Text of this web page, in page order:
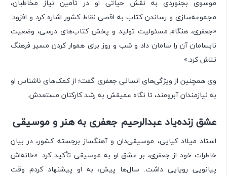
موسوی بجنوردی به نقش حیاتی او در تأمین نیاز مخاطبان،
مجموعه‌سازی و رساندن کتاب به اقصی نقاط کشور اشاره کرد و افزود:
«جعفری، هنگام مسئولیت تولید و پخش کتاب‌های درسی، وضعیت
نابسامان آن را سامان داد و شب و روز برای هموار کردن مسیر فرهنگ
تلاش کرد.»
وی همچنین از ویژگی‌های انسانی جعفری گفت؛ از کمک‌های ناشناس او
به نیازمندان آبرومند، تا نگاه عمیقش به رشد کارکنان مستعدش.
عشق زنده‌یاد عبدالرحیم جعفری به هنر و موسیقی
استاد میلاد کیایی، موسیقی‌دان و آهنگساز برجسته کشور، در بیان
خاطرات خود از جعفری، بر عشق او به موسیقی تأکید کرد: «خانه‌اش
پیانویی رویایی داشت. سال‌ها پیش، به او پیشنهاد کردم وقت